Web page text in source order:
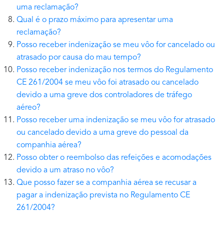
uma reclamação?
Qual é o prazo máximo para apresentar uma
reclamação?
Posso receber indenização se meu vôo for cancelado ou
atrasado por causa do mau tempo?
Posso receber indenização nos termos do Regulamento
CE 261/2004 se meu vôo foi atrasado ou cancelado
devido a uma greve dos controladores de tráfego
aéreo?
Posso receber uma indenização se meu vôo for atrasado
ou cancelado devido a uma greve do pessoal da
companhia aérea?
Posso obter o reembolso das refeições e acomodações
devido a um atraso no vôo?
Que posso fazer se a companhia aérea se recusar a
pagar a indenização prevista no Regulamento CE
261/2004?